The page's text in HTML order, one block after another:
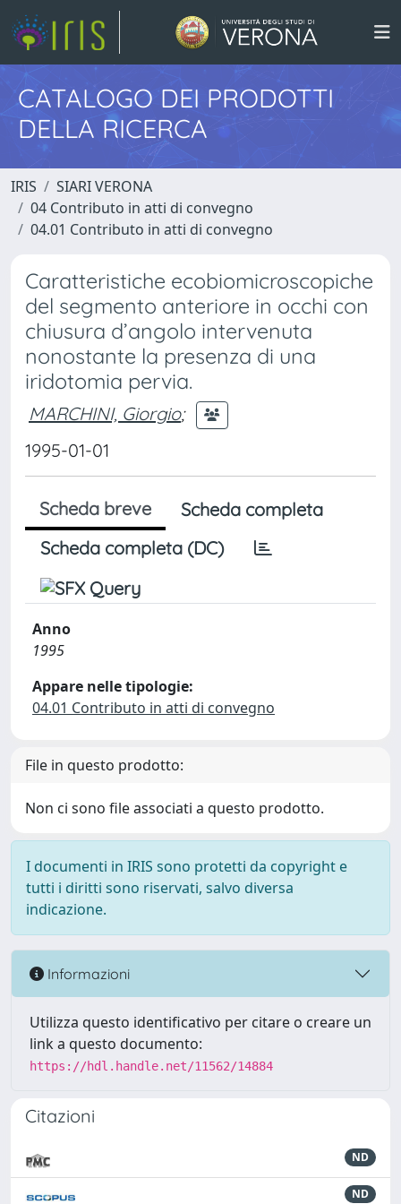
CATALOGO DEI PRODOTTI
DELLA RICERCA
IRIS
SIARI VERONA
04 Contributo in atti di convegno
04.01 Contributo in atti di convegno
Caratteristiche ecobiomicroscopiche
del segmento anteriore in occhi con
chiusura d’angolo intervenuta
nonostante la presenza di una
iridotomia pervia.
MARCHINI, Giorgio;
1995-01-01
Scheda breve
Scheda completa
Scheda completa (DC)
Anno
1995
Appare nelle tipologie:
04.01 Contributo in atti di convegno
File in questo prodotto:
Non ci sono file associati a questo prodotto.
I documenti in IRIS sono protetti da copyright e
tutti i diritti sono riservati, salvo diversa
indicazione.
Informazioni
Utilizza questo identificativo per citare o creare un
link a questo documento:
https://hdl.handle.net/11562/14884
Citazioni
ND
ND